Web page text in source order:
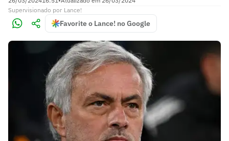
Supervisionado por Lance!
Favorite o Lance! no Google